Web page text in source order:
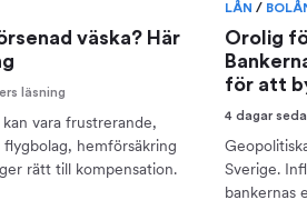
väska? Här
läsning
vara frustrerande,
hemförsäkring
rätt till kompensation.
LÅN/
Orolig
för att
4 dagar
Sverige.
bankernas